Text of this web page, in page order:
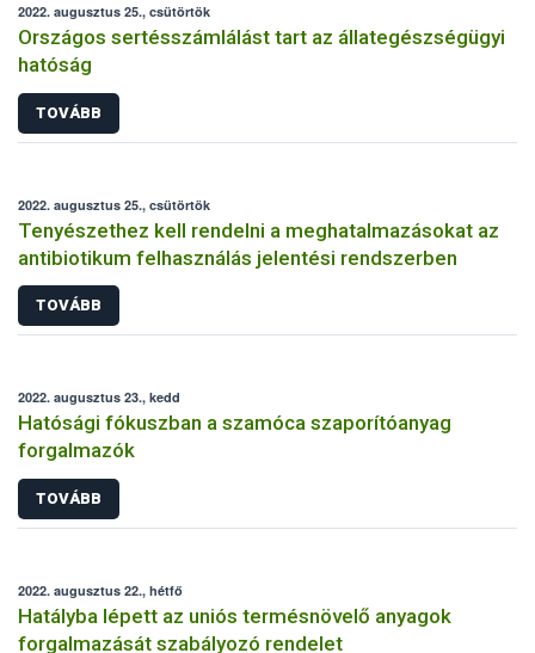
2022. augusztus 25., csütörtök
Országos sertésszámlálást tart az állategészségügyi
hatóság
TOVÁBB
2022. augusztus 25., csütörtök
Tenyészethez kell rendelni a meghatalmazásokat az
antibiotikum felhasználás jelentési rendszerben
TOVÁBB
2022. augusztus 23., kedd
Hatósági fókuszban a szamóca szaporítóanyag
forgalmazók
TOVÁBB
2022. augusztus 22., hétfő
Hatályba lépett az uniós termésnövelő anyagok
forgalmazását szabályozó rendelet